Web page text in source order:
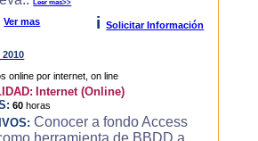
Leer mas>>
Ver mas i Solicitar Información
2010
Internet (Online)
60 horas
Conocer a fondo Access
herramienta de BBDD a